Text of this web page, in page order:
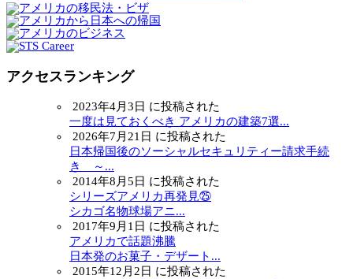
アクセスランキング
2023年4月3日 に投稿された
一度は見ておくべき アメリカの建築7選...
2026年7月21日 に投稿された
日本帰国後のソーシャルセキュリティー請求手続
き ～...
2014年8月5日 に投稿された
シリーズアメリカ再発見㉕
シカゴ名物球場アニ...
2017年9月1日 に投稿された
アメリカで話題沸騰
日本発のお菓子・デザート...
2015年12月2日 に投稿された